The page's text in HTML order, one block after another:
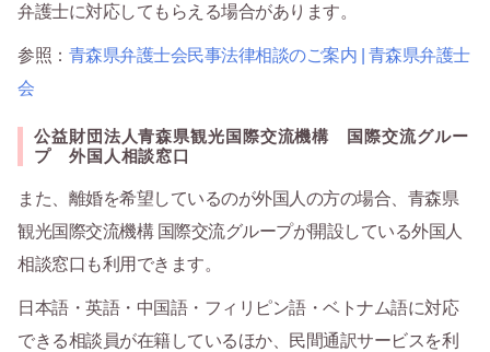
弁護士に対応してもらえる場合があります。
参照： 青森県弁護士会民事法律相談のご案内 | 青森県弁護士
会
公益財団法人青森県観光国際交流機構 国際交流グルー
プ 外国人相談窓口
また、離婚を希望しているのが外国人の方の場合、青森県
観光国際交流機構 国際交流グループが開設している外国人
相談窓口も利用できます。
日本語・英語・中国語・フィリピン語・ベトナム語に対応
できる相談員が在籍しているほか、民間通訳サービスを利